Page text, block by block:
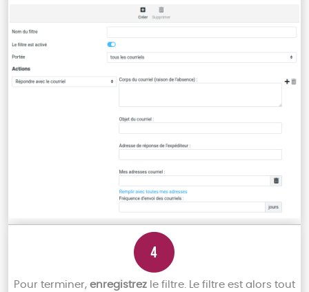
Pour terminer, enregistrez le filtre. Le filtre est alors tout